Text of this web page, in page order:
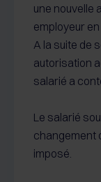
une nouvelle
employeur
A la suite de
autorisation
salarié a
Le salarié
changement
imposé.